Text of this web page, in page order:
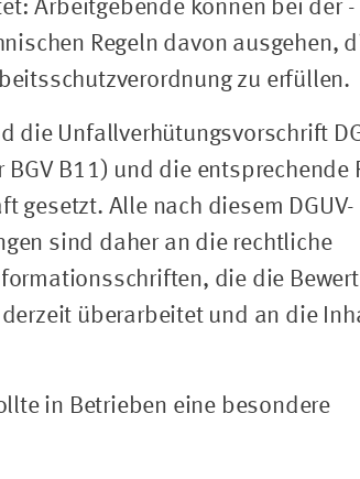
Arbeitgebende können bei der -
Regeln davon ausgehen,
zu erfüllen.
die Unfallverhütungsvorschrift
B11) und die entsprechende
gesetzt. Alle nach diesem DGUV-
sind daher an die rechtliche
die die
überarbeitet und an die
in Betrieben eine besondere